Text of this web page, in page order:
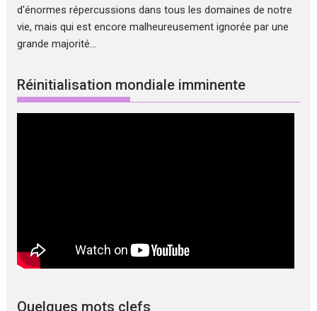
d'énormes répercussions dans tous les domaines de notre
vie, mais qui est encore malheureusement ignorée par une
grande majorité...
Réinitialisation mondiale imminente
Quelques mots clefs